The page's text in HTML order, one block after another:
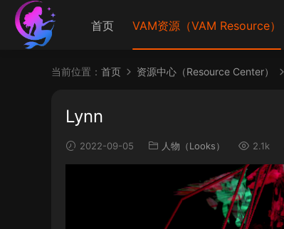
首页 VAM资源（VAM Resource）
当前位置： 首页 资源中心（Resource Center）
Lynn
2022-09-05 人物（Looks） 2.1k